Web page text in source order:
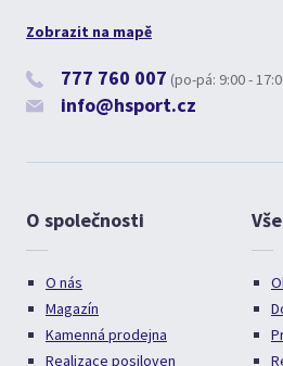
Zobrazit na mapě
777 760 007 (po-pá: 9:00 -
info@hsport.cz
O společnosti
O nás
Magazín
Kamenná prodejna
Realizace posiloven